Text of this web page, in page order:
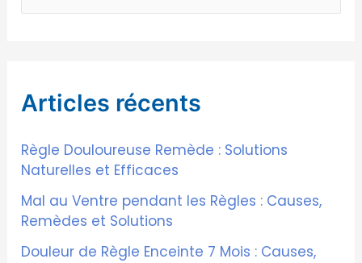
e
c
e
r
Articles récents
Règle Douloureuse Remède : Solutions
Naturelles et Efficaces
Mal au Ventre pendant les Règles : Causes,
Remèdes et Solutions
Douleur de Règle Enceinte 7 Mois : Causes,